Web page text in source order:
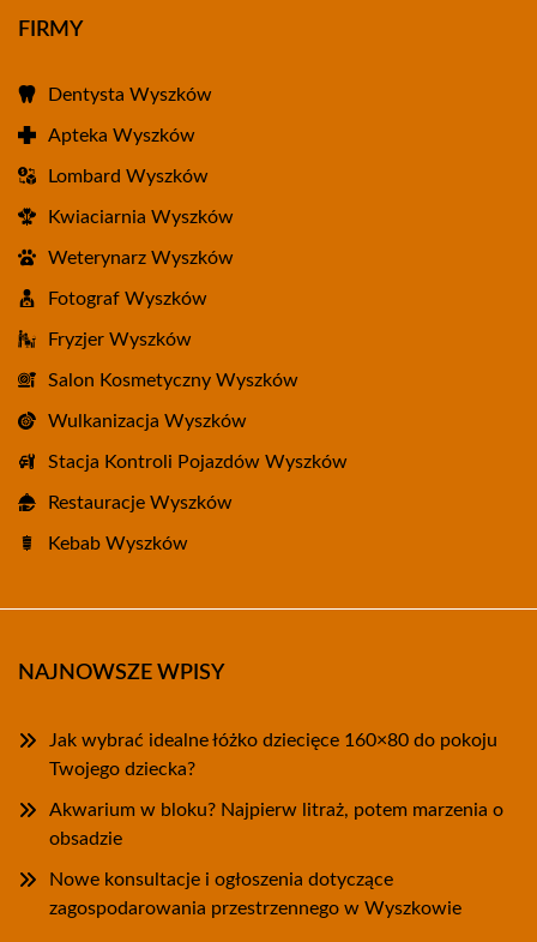
FIRMY
Dentysta Wyszków
Apteka Wyszków
Lombard Wyszków
Kwiaciarnia Wyszków
Weterynarz Wyszków
Fotograf Wyszków
Fryzjer Wyszków
Salon Kosmetyczny Wyszków
Wulkanizacja Wyszków
Stacja Kontroli Pojazdów Wyszków
Restauracje Wyszków
Kebab Wyszków
NAJNOWSZE WPISY
Jak wybrać idealne łóżko dziecięce 160×80 do pokoju
Twojego dziecka?
Akwarium w bloku? Najpierw litraż, potem marzenia o
obsadzie
Nowe konsultacje i ogłoszenia dotyczące
zagospodarowania przestrzennego w Wyszkowie